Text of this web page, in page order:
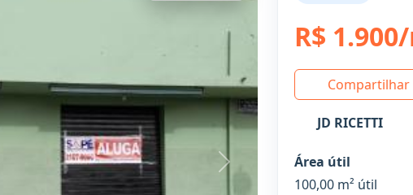
Próximo
R$
Compartilhar
JD RICETTI
Área útil
100,00 m² útil